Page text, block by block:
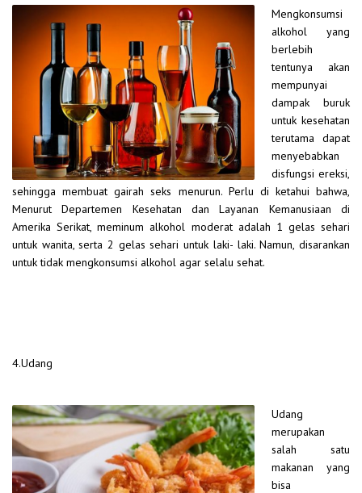
Mengkonsumsi
alkohol yang
berlebih
tentunya akan
mempunyai
dampak buruk
untuk kesehatan
terutama dapat
menyebabkan
disfungsi ereksi,
sehingga membuat gairah seks menurun. Perlu di ketahui bahwa,
Menurut Departemen Kesehatan dan Layanan Kemanusiaan di
Amerika Serikat, meminum alkohol moderat adalah 1 gelas sehari
untuk wanita, serta 2 gelas sehari untuk laki- laki. Namun, disarankan
untuk tidak mengkonsumsi alkohol agar selalu sehat.
4.Udang
Udang
merupakan
salah satu
makanan yang
bisa